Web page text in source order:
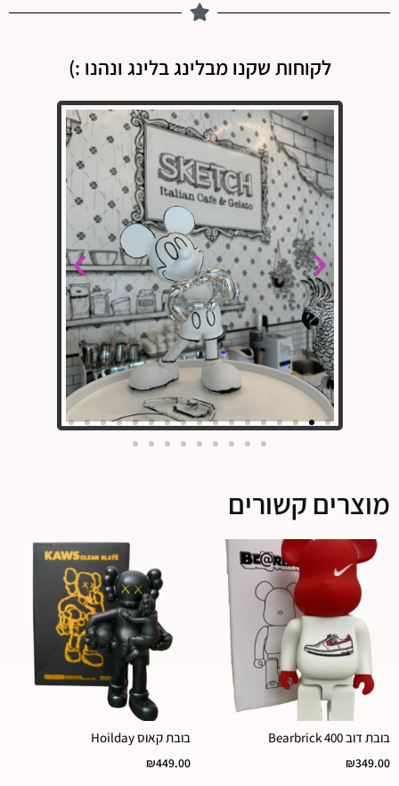
לקוחות שקנו מבלינג בלינג ונהנו :)
מוצרים קשורים
בובת דוב Bearbrick 400
₪349.00
בובת קאוס Hoilday
₪449.00